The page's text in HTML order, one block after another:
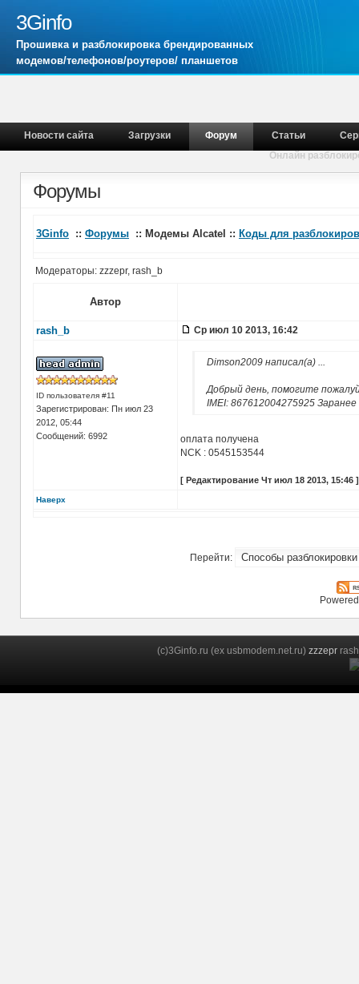
3Ginfo
Прошивка и разблокировка брендированных
модемов/телефонов/роутеров/ планшетов
Новости сайта Загрузки Форум Статьи
Онлайн
Форумы
3Ginfo :: Форумы :: Модемы Alcatel :: Коды для
Модераторы: zzzepr, rash_b
Автор
rash_b Ср июл 10 2013, 16:42
ID пользователя #11
Зарегистрирован: Пн июл 23
2012, 05:44
Сообщений: 6992
Dimson2009 написал(а) ...
Добрый день, помогите
IMEI: 867612004275925 Заранее
оплата получена
NCK : 0545153544
[ Редактирование Чт июл 18 2013, 15:46 ]
Наверх
Перейти:
(c)3Ginfo.ru (ex usbmodem.net.ru) zzzepr